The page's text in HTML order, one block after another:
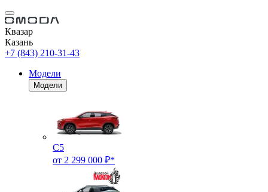
Квазар
Казань
+7 (843) 210-31-43
Модели
Модели
C5
от 2 299 000 ₽*